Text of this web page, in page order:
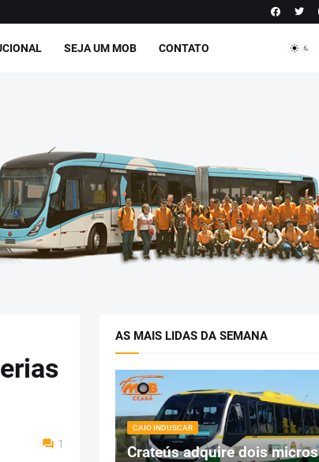
SEJA UM MOB CONTATO
1
AS MAIS LIDAS DA SEMANA
CAIO INDUSCAR
Crateús adquire dois micros